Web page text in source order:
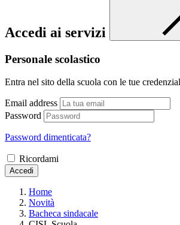
Accedi ai servizi
Personale scolastico
Entra nel sito della scuola con le tue
Email address
Password
Password dimenticata?
Ricordami
Accedi
Home
Novità
Bacheca sindacale